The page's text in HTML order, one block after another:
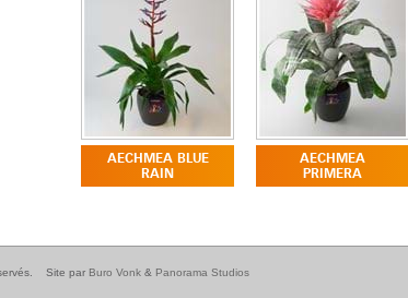
AECHMEA BLUE
RAIN
AECHMEA
PRIMERA
Site par Buro Vonk & Panorama Studios